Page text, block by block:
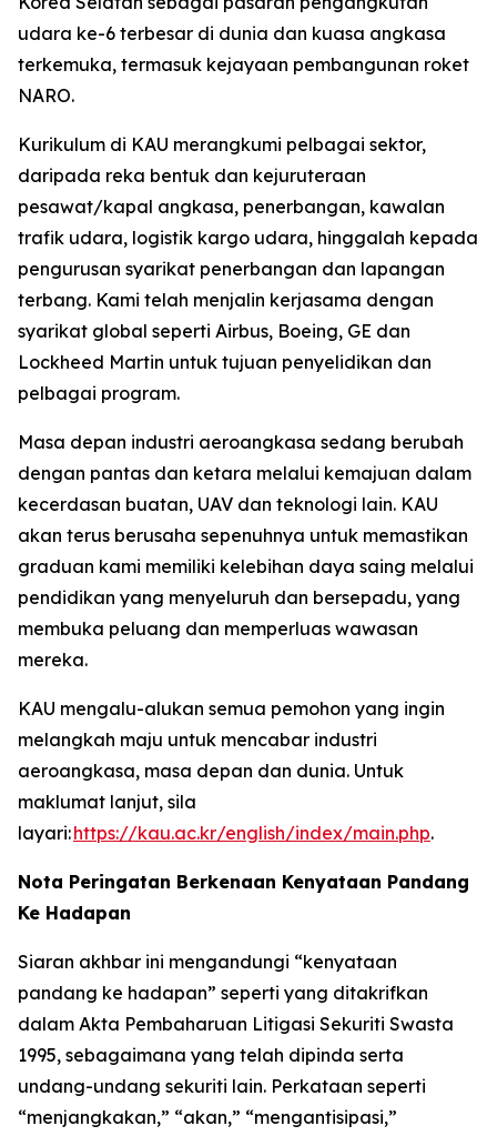
udara ke-6 terbesar di dunia dan kuasa angkasa
terkemuka, termasuk kejayaan pembangunan roket
NARO.
Kurikulum di KAU merangkumi pelbagai sektor,
daripada reka bentuk dan kejuruteraan
pesawat/kapal angkasa, penerbangan, kawalan
trafik udara, logistik kargo udara, hinggalah kepada
pengurusan syarikat penerbangan dan lapangan
terbang. Kami telah menjalin kerjasama dengan
syarikat global seperti Airbus, Boeing, GE dan
Lockheed Martin untuk tujuan penyelidikan dan
pelbagai program.
Masa depan industri aeroangkasa sedang berubah
dengan pantas dan ketara melalui kemajuan dalam
kecerdasan buatan, UAV dan teknologi lain. KAU
akan terus berusaha sepenuhnya untuk memastikan
graduan kami memiliki kelebihan daya saing melalui
pendidikan yang menyeluruh dan bersepadu, yang
membuka peluang dan memperluas wawasan
mereka.
KAU mengalu-alukan semua pemohon yang ingin
melangkah maju untuk mencabar industri
aeroangkasa, masa depan dan dunia. Untuk
maklumat lanjut, sila
layari:https://kau.ac.kr/english/index/main.php.
Nota Peringatan Berkenaan Kenyataan Pandang
Ke Hadapan
Siaran akhbar ini mengandungi “kenyataan
pandang ke hadapan” seperti yang ditakrifkan
dalam Akta Pembaharuan Litigasi Sekuriti Swasta
1995, sebagaimana yang telah dipinda serta
undang-undang sekuriti lain. Perkataan seperti
“menjangkakan,” “akan,” “mengantisipasi,”